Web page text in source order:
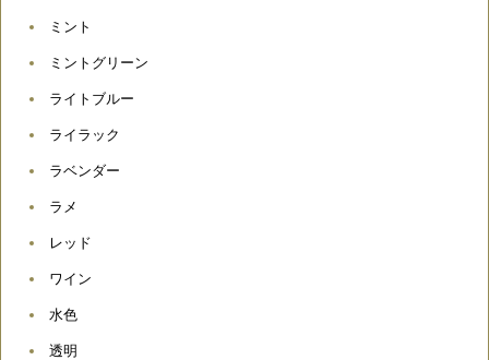
ミント
ミントグリーン
ライトブルー
ライラック
ラベンダー
ラメ
レッド
ワイン
水色
透明